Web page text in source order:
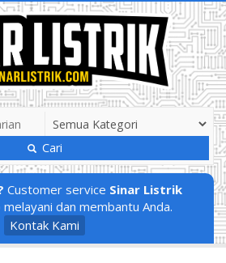
Cari
Customer service Sinar Listrik
melayani dan membantu Anda.
Kontak Kami